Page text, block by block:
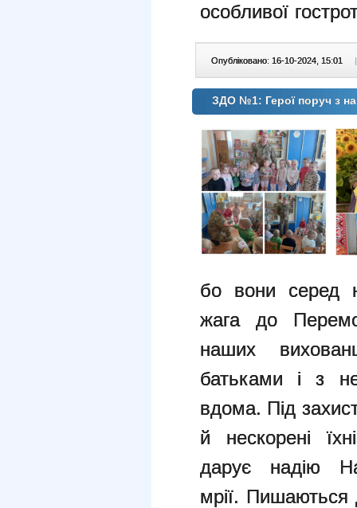
особливої
Опубліковано: 16-10-2024, 15:01 |
ЗДО №1: Герої поруч з
бо вони серед
жага до
наших
батьками і з
вдома. Під
й нескорені
дарує надію
мрії. Пишаються